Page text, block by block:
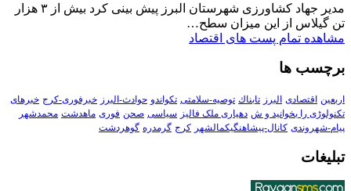
مدیر جهاد کشاورزی شهرستان البرز پیش بینی کرد بیش از ۳ هزار
تن گیلاس از این میزان سطح…
مشاهده تمام پست های اقتصاد
برچسب ها
اربعین اقتصادی البرز تابناك توصیه-سلامتی تکواندو حوادث-البرز خبرفوری-کرج خبرهای
تکنولوڑی را بخوانید و ش دهیاری ملک فالیز سیاسی صحن فوری ماهدشت محمدشهر
پیام-شهروندی کانال-پیشاهنگیکمالشهر کرج گرمدره گوهردشت
تبلیغات